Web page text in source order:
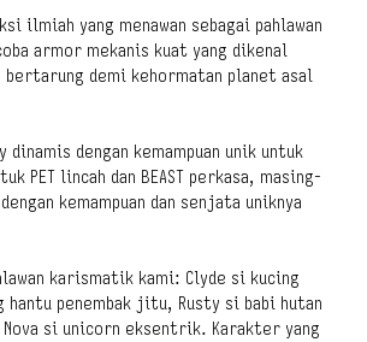
ilmiah yang menawan sebagai pahlawan
armor mekanis kuat yang dikenal
bertarung demi kehormatan planet asal
dinamis dengan kemampuan unik untuk
PET lincah dan BEAST perkasa, masing-
kemampuan dan senjata uniknya
karismatik kami: Clyde si kucing
hantu penembak jitu, Rusty si babi hutan
Nova si unicorn eksentrik. Karakter yang